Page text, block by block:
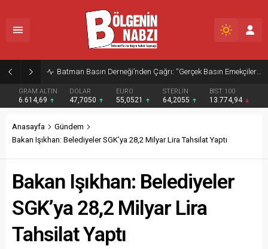
Zabıta Ekiplerinden Yol ve Kaldırım İşgaline Geçit Yok!
GRAM ALTIN
6.614,69
DOLAR
47,7050
EURO
55,0521
STERLİN
64,2055
BIST 100
13.774,94
Anasayfa
Gündem
Bakan Işıkhan: Belediyeler SGK’ya 28,2 Milyar Lira Tahsilat Yaptı
Bakan Işıkhan: Belediyeler
SGK’ya 28,2 Milyar Lira
Tahsilat Yaptı